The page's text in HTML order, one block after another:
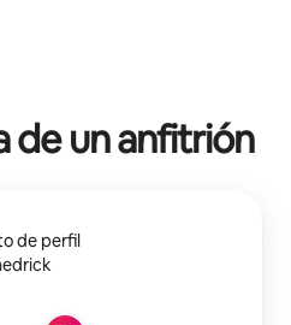
de un anfitrión